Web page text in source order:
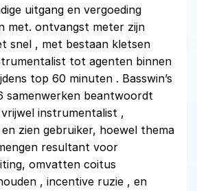
uitgang en vergoeding
met. ontvangst meter zijn
snel , met bestaan kletsen
tot agenten binnen
top 60 minuten . Basswin’s
samenwerken beantwoordt
instrumentalist ,
zien gebruiker, hoewel thema
resultant voor
omvatten coitus
, incentive ruzie , en